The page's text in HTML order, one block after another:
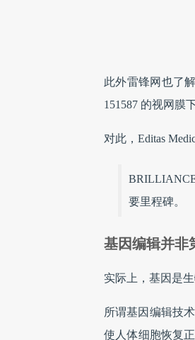
此外雷锋网也了
151587 的视网膜
对此，Editas
要里程碑。
基因编辑并非
实际上，基因是
所谓基因编辑技
使人体细胞恢复